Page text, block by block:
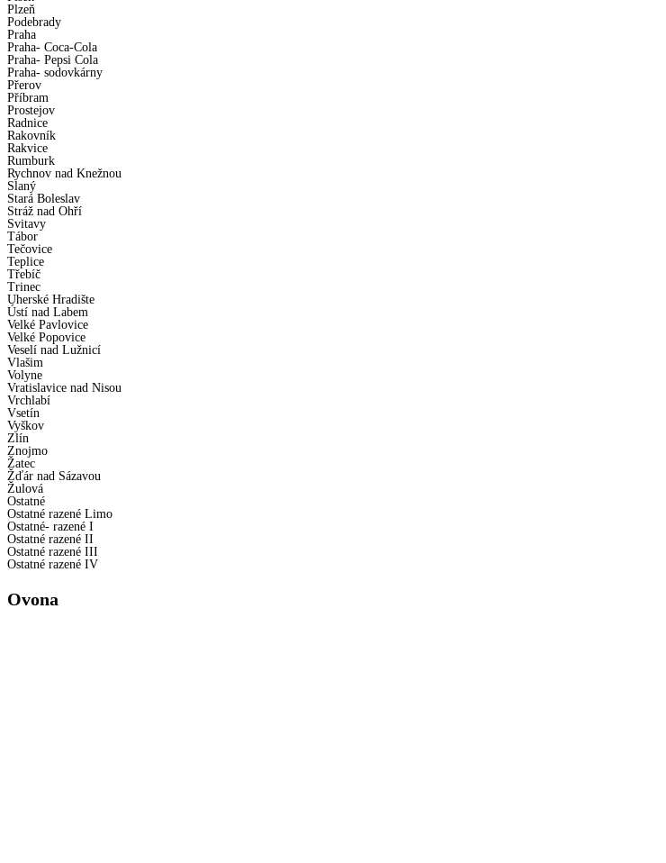
Plzeň
Podebrady
Praha
Praha- Coca-Cola
Praha- Pepsi Cola
Praha- sodovkárny
Přerov
Příbram
Prostejov
Radnice
Rakovník
Rakvice
Rumburk
Rychnov nad Knežnou
Slaný
Stará Boleslav
Stráž nad Ohří
Svitavy
Tábor
Tečovice
Teplice
Třebíč
Trinec
Uherské Hradište
Ústí nad Labem
Velké Pavlovice
Velké Popovice
Veselí nad Lužnicí
Vlašim
Volyne
Vratislavice nad Nisou
Vrchlabí
Vsetín
Vyškov
Zlín
Znojmo
Žatec
Žďár nad Sázavou
Žulová
Ostatné
Ostatné razené Limo
Ostatné- razené I
Ostatné razené II
Ostatné razené III
Ostatné razené IV
Ovona